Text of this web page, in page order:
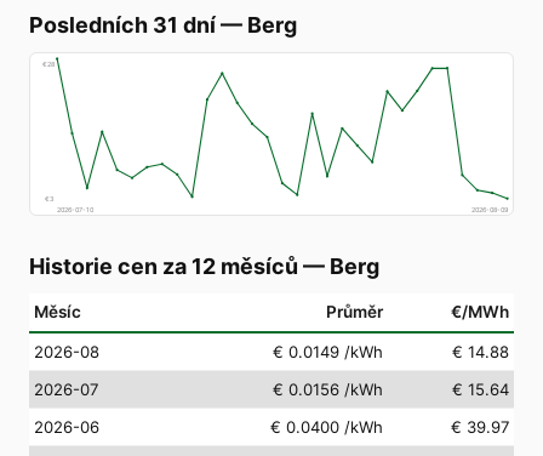
Posledních 31 dní— Berg
€28
€3
2026-07-10
2026-08-09
Historie cen za 12 měsíců — Berg
Měsíc Průměr €/MWh
2026-08 € 0.0149 /kWh
€ 14.88
2026-07
€ 0.0156 /kWh
€ 15.64
2026-06
€ 0.0400 /kWh
€ 39.97